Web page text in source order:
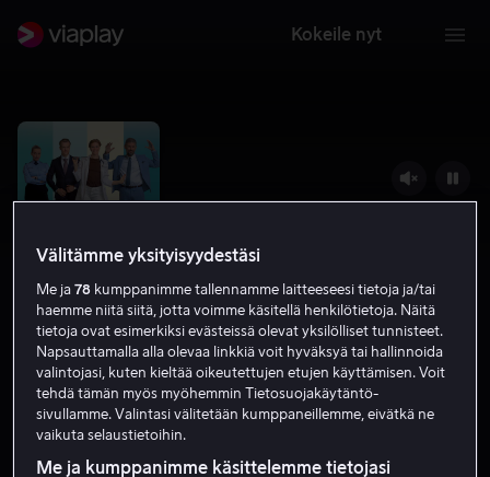
Kokeile nyt
Huijarit
5.3 Komedia 1 h 28 min
K-7
Välitämme yksityisyydestäsi
Me ja78 kumppanimme tallennamme laitteeseesi tietoja ja/tai
haemme niitä siitä, jotta voimme käsitellä henkilötietoja. Näitä
tietoja ovat esimerkiksi evästeissä olevat yksilölliset tunnisteet.
Napsauttamalla alla olevaa linkkiä voit hyväksyä tai hallinnoida
valintojasi, kuten kieltää oikeutettujen etujen käyttämisen. Voit
tehdä tämän myös myöhemmin Tietosuojakäytäntö-
sivullamme. Valintasi välitetään kumppaneillemme, eivätkä ne
vaikuta selaustietoihin.
Me ja kumppanimme käsittelemme tietojasi